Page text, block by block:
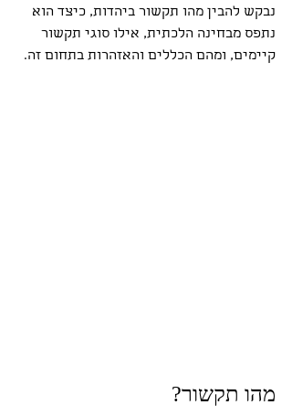
נבקש להבין מהו תקשור ביהדות, כיצד הוא
נתפס מבחינה הלכתית, אילו סוגי תקשור
קיימים, ומהם הכללים והאזהרות בתחום זה.
מהו תקשור?